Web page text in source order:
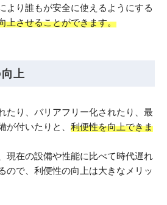
より誰もが安全に使えるようにする
上させることができます。
上
たり、バリアフリー化されたり、最
が付いたりと、 利便性を向上できま
現在の設備や性能に比べて時代遅れ
ので、利便性の向上は大きなメリッ